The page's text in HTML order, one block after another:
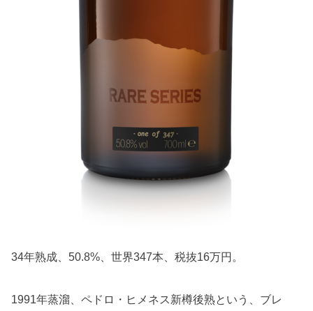
34年熟成、50.8%、世界347本、税抜16万円。
1991年蒸溜、ペドロ・ヒメネス新樽後熟という、ブレ